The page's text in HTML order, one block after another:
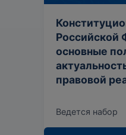
Российской
основные
правовой
Ведется набор